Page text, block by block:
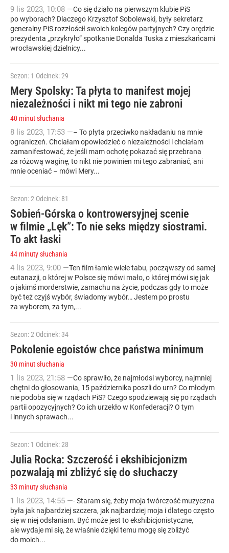
9 lis 2023, 10:08 —Co się działo na pierwszym klubie PiS
po wyborach? Dlaczego Krzysztof Sobolewski, były sekretarz
generalny PiS rozzłościł swoich kolegów partyjnych? Czy orędzie
prezydenta „przykryło” spotkanie Donalda Tuska z mieszkańcami
wrocławskiej dzielnicy...
Sezon: 1 Odcinek: 29
Mery Spolsky: Ta płyta to manifest mojej
niezależności i nikt mi tego nie zabroni
40 minut słuchania
8 lis 2023, 17:53 —– To płyta przeciwko nakładaniu na mnie
ograniczeń. Chciałam opowiedzieć o niezależności i chciałam
zamanifestować, że jeśli mam ochotę pokazać się przebrana
za różową waginę, to nikt nie powinien mi tego zabraniać, ani
mnie oceniać – mówi Mery...
Sezon: 2 Odcinek: 81
Sobień-Górska o kontrowersyjnej scenie
w filmie „Lęk”: To nie seks między siostrami.
To akt łaski
44 minuty słuchania
4 lis 2023, 9:00 —Ten film łamie wiele tabu, począwszy od samej
eutanazji, o której w Polsce się mówi mało, o której mówi się jak
o jakimś morderstwie, zamachu na życie, podczas gdy to może
być też czyjś wybór, świadomy wybór… Jestem po prostu
za wyborem, za tym,...
Sezon: 2 Odcinek: 34
Pokolenie egoistów chce państwa minimum
30 minut słuchania
1 lis 2023, 21:58 —Co sprawiło, że najmłodsi wyborcy, najmniej
chętni do głosowania, 15 października poszli do urn? Co młodym
nie podoba się w rządach PiS? Czego spodziewają się po rządach
partii opozycyjnych? Co ich urzekło w Konfederacji? O tym
i innych sprawach...
Sezon: 1 Odcinek: 28
Julia Rocka: Szczerość i ekshibicjonizm
pozwalają mi zbliżyć się do słuchaczy
33 minuty słuchania
1 lis 2023, 14:55 —- Staram się, żeby moja twórczość muzyczna
była jak najbardziej szczera, jak najbardziej moja i dlatego często
się w niej odsłaniam. Być może jest to ekshibicjonistyczne,
ale wydaje mi się, że właśnie dzięki temu mogę się zbliżyć
do moich...